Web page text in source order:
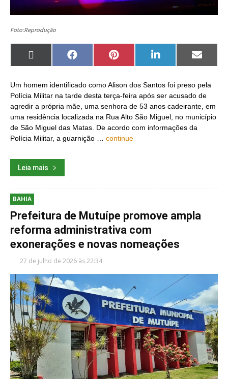
Foto:Reprodução
Share
X
Share
Facebook
Share
on
Pinterest
Share
LinkedIn
Share
Email
Um homem identificado como Alison dos Santos foi preso pela
Polícia Militar na tarde desta terça-feira após ser acusado de
agredir a própria mãe, uma senhora de 53 anos cadeirante, em
uma residência localizada na Rua Alto São Miguel, no município
de São Miguel das Matas. De acordo com informações da
Polícia Militar, a guarnição … continue
Leia mais
BAHIA
Prefeitura de Mutuípe promove ampla
reforma administrativa com
exonerações e novas nomeações
27 de julho de 2026 às 22:34